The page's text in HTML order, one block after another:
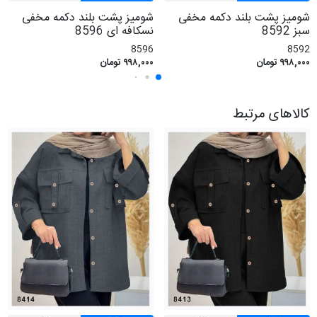
شومیز پشت بلند دکمه مخفی
سبز 8592
8592
۹۹۸,۰۰۰ تومان
شومیز پشت بلند دکمه مخفی
نسکافه ای 8596
8596
۹۹۸,۰۰۰ تومان
کالاهای مرتبط